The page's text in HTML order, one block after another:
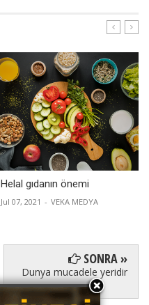
Helal gıdanın önemi
Jul 07, 2021 - VEKA MEDYA
SONRA »
Dunya mucadele yeridir